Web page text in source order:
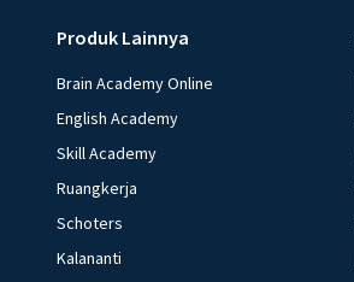
Produk Lainnya
Brain Academy Online
English Academy
Skill Academy
Ruangkerja
Schoters
Kalananti